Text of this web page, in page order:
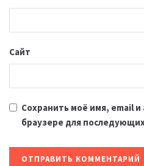
Сайт
Сохранить моё имя, email и
браузере для